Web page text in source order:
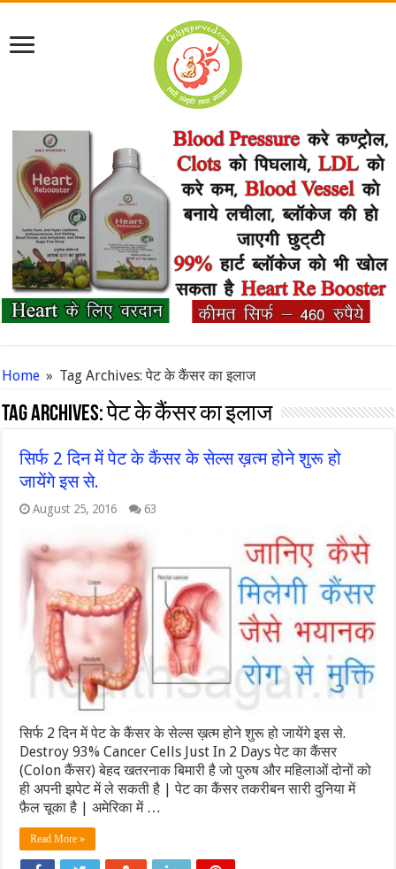
Home » Tag Archives: पेट के कैंसर का इलाज
Tag Archives:पेट के कैंसर का इलाज
सिर्फ 2 दिन में पेट के कैंसर के सेल्स ख़त्म होने शुरू हो
जायेंगे इस से.
August 25, 2016 63
सिर्फ 2 दिन में पेट के कैंसर के सेल्स ख़त्म होने शुरू हो जायेंगे इस से.
Destroy 93% Cancer Cells Just In 2 Days पेट का कैंसर
(Colon कैंसर) बेहद खतरनाक बिमारी है जो पुरुष और महिलाओं दोनों को
ही अपनी झपेट में ले सकती है | पेट का कैंसर तकरीबन सारी दुनिया में
फ़ैल चूका है | अमेरिका में …
Read More »